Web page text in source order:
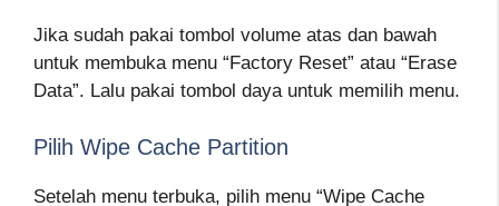
Jika sudah pakai tombol volume atas dan bawah
untuk membuka menu “Factory Reset” atau “Erase
Data”. Lalu pakai tombol daya untuk memilih menu.
Pilih Wipe Cache Partition
Setelah menu terbuka, pilih menu “Wipe Cache